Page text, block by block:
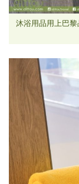
沐浴用品用上巴